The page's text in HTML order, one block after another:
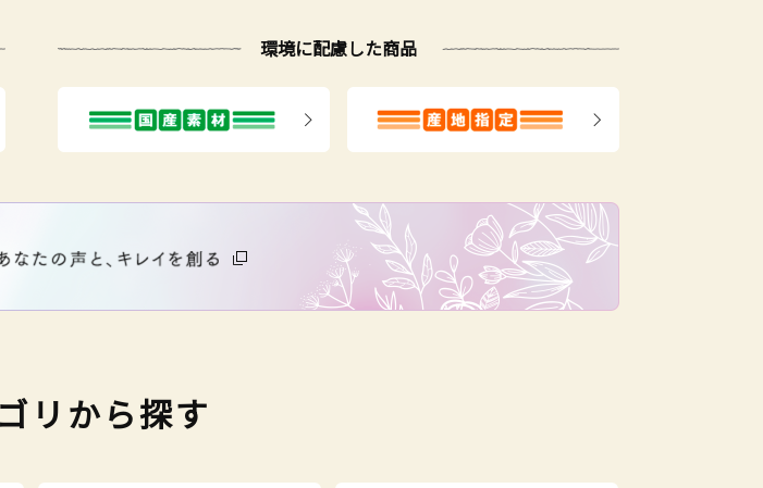
環境に配慮した商品
リから探す